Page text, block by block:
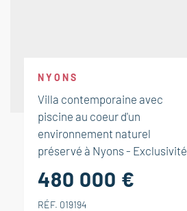
NYONS
Villa contemporaine avec
piscine au coeur d'un
environnement naturel
préservé à Nyons - Exclusivité
480 000 €
RÉF. 019194